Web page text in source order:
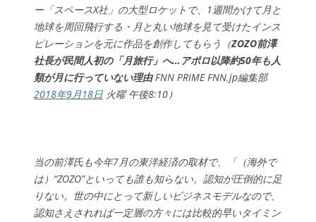
ー「スペースX社」の大型ロケットで、1週間かけて月と
地球を周回飛行する・月と丸い地球を見て受けたインス
ピレーションを元に作品を創作してもらう（ZOZO前澤
社長が民間人初の「月旅行」へ…アポロ以降約50年も人
類が月に行っていない理由FNN PRIME FNN.jp編集部
2018年9月18日 火曜 午後8:10）
当の前澤氏も今年7月の東洋経済の取材で、「（海外で
は）“ZOZO”といっても誰も知らない。認知が圧倒的に足
りない。世の中にとって新しいビジネスモデルなので、
認知さえされれば一定層の方々には比較的早いタイミン